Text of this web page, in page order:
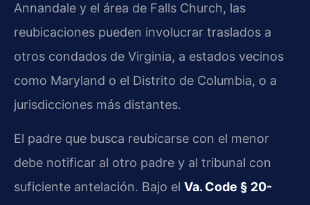
Annandale y el área de Falls Church, las
reubicaciones pueden involucrar traslados a
otros condados de Virginia, a estados vecinos
como Maryland o el Distrito de Columbia, o a
jurisdicciones más distantes.
El padre que busca reubicarse con el menor
debe notificar al otro padre y al tribunal con
suficiente antelación. Bajo el Va. Code § 20-